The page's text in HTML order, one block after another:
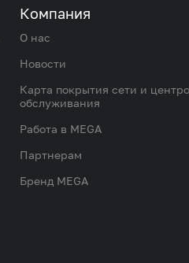
Компания
О нас
Новости
Карта покрытия сети и
обслуживания
Работа в MEGA
Партнерам
Бренд MEGA